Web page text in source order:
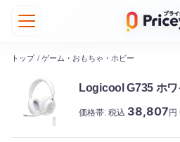
トップ / ゲーム・おもちゃ・ホビー
Logicool G735 ホワ
価格帯: 税込 38,807 円